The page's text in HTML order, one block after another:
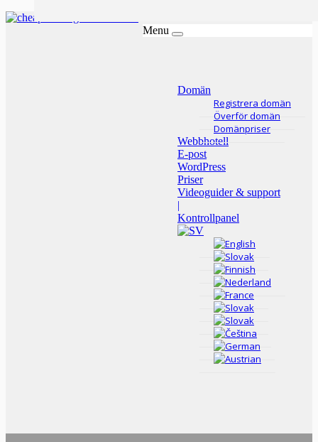
Menu
Domän
Registrera domän
Överför domän
Domänpriser
Webbhotell
E-post
WordPress
Priser
Videoguider & support
|
Kontrollpanel